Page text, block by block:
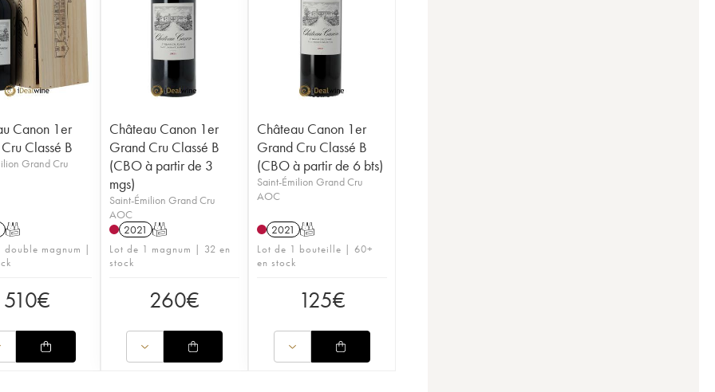
Canon 1er
Classé B
Grand Cru
T
double magnum |
510€
Château Canon 1er
Grand Cru Classé B
(CBO à partir de 3
mgs)
Saint-Émilion Grand Cru
AOC
2021 T
Lot de 1 magnum | 32 en
stock
260€
Château Canon 1er
Grand Cru Classé B
(CBO à partir de 6 bts)
Saint-Émilion Grand Cru
AOC
2021 T
Lot de 1 bouteille | 60+
en stock
125€